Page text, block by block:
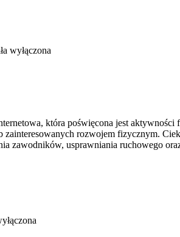
wyłączona
która poświęcona jest
rozwojem fizycznym.
zawodników, usprawniania ruchowego